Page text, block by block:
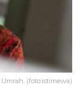
(foto:istimewa)